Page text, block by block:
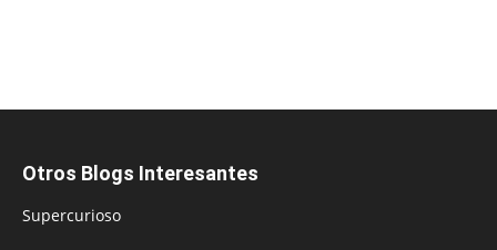
Otros Blogs Interesantes
Supercurioso